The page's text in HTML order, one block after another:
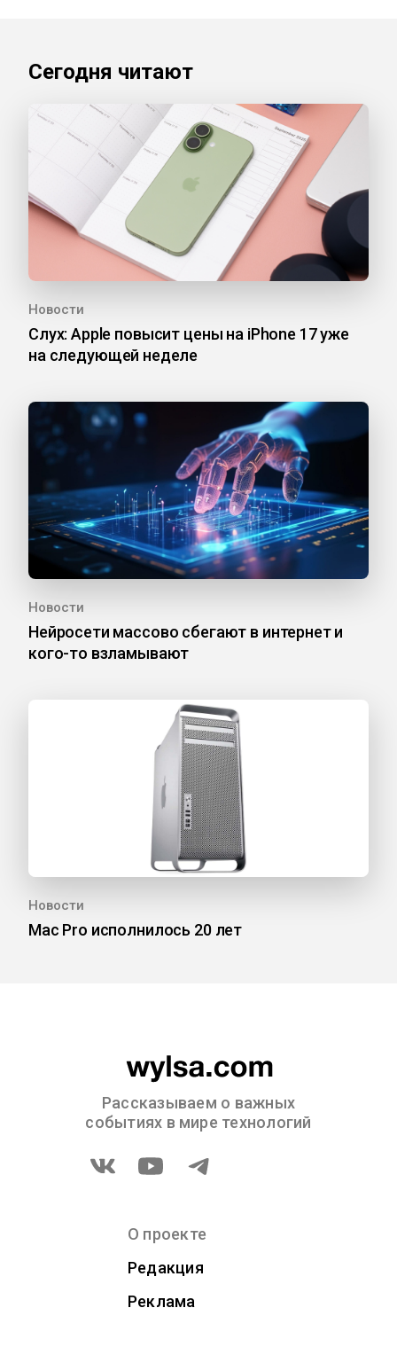
Сегодня читают
Новости
Слух: Apple повысит цены на iPhone 17 уже
на следующей неделе
Новости
Нейросети массово сбегают в интернет и
кого-то взламывают
Новости
Mac Pro исполнилось 20 лет
Рассказываем о важных
событиях в мире технологий
О проекте
Редакция
Реклама